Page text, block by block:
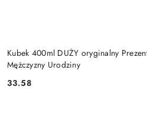
Kubek 400ml DUŻY oryginalny
Mężczyzny Urodziny
Cena:
33.58